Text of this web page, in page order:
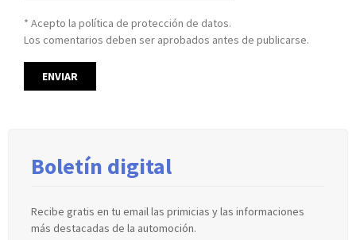
* Acepto la política de protección de datos.
Los comentarios deben ser aprobados antes de publicarse.
Boletín digital
Recibe gratis en tu email las primicias y las informaciones
más destacadas de la automoción.